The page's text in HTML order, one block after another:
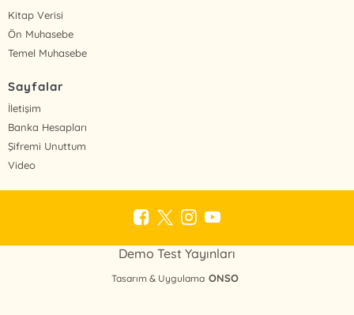
Kitap Verisi
Ön Muhasebe
Temel Muhasebe
Sayfalar
İletişim
Banka Hesapları
Şifremi Unuttum
Video
Demo Test Yayınları
Tasarım & Uygulama ONSO